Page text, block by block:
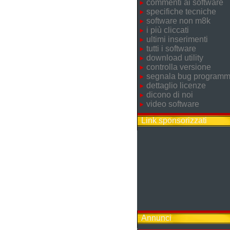
commenti ai software
specifiche tecniche
software non m8k
i più cliccati
ultimi inserimenti
tutti i software
download utility
controlla versione
segnala bug
dettaglio licenze
dicono di noi
video software
Link sponsorizzati
Annunci